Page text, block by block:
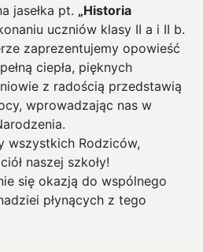
jasełka pt. „Historia
uczniów klasy II a i II b.
zaprezentujemy opowieść
ciepła, pięknych
z radością przedstawią
wprowadzając nas w
wszystkich Rodziców,
naszej szkoły!
się okazją do wspólnego
płynących z tego